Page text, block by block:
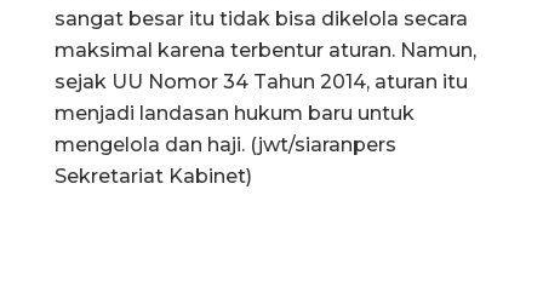
sangat besar itu tidak bisa dikelola secara
maksimal karena terbentur aturan. Namun,
sejak UU Nomor 34 Tahun 2014, aturan itu
menjadi landasan hukum baru untuk
mengelola dan haji. (jwt/siaranpers
Sekretariat Kabinet)